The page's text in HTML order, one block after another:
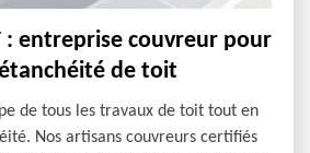
: entreprise couvreur pour
de toit
de tous les travaux de toit tout en
Nos artisans couvreurs certifiés